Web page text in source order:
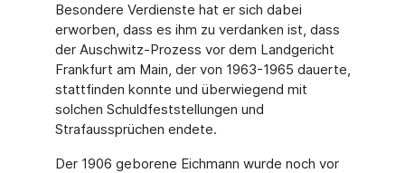
Besondere Verdienste hat er sich dabei
erworben, dass es ihm zu verdanken ist, dass
der Auschwitz-Prozess vor dem Landgericht
Frankfurt am Main, der von 1963-1965 dauerte,
stattfinden konnte und überwiegend mit
solchen Schuldfeststellungen und
Strafaussprüchen endete.
Der 1906 geborene Eichmann wurde noch vor